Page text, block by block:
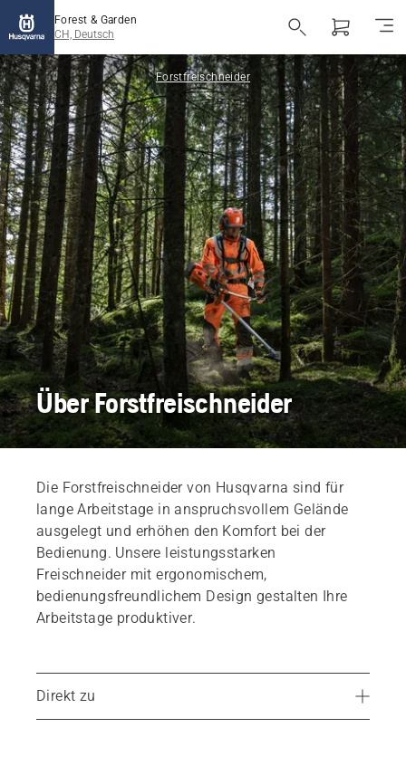
Forest & Garden
CH, Deutsch
Forstfreischneider
Über Forstfreischneider
Die Forstfreischneider von Husqvarna sind für
lange Arbeitstage in anspruchsvollem Gelände
ausgelegt und erhöhen den Komfort bei der
Bedienung. Unsere leistungsstarken
Freischneider mit ergonomischem,
bedienungsfreundlichem Design gestalten Ihre
Arbeitstage produktiver.
Direkt zu
Auf Effizienz ausgerichtet